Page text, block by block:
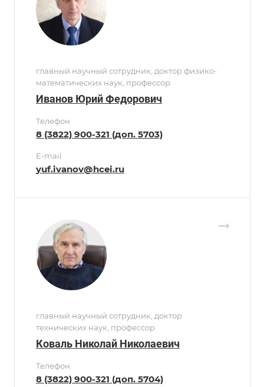
главный научный сотрудник, доктор физико-
математических наук, профессор
Иванов Юрий Федорович
Телефон
8 (3822) 900-321 (доп. 5703)
E-mail
yuf.ivanov@hcei.ru
главный научный сотрудник, доктор
технических наук, профессор
Коваль Николай Николаевич
Телефон
8 (3822) 900-321 (доп. 5704)